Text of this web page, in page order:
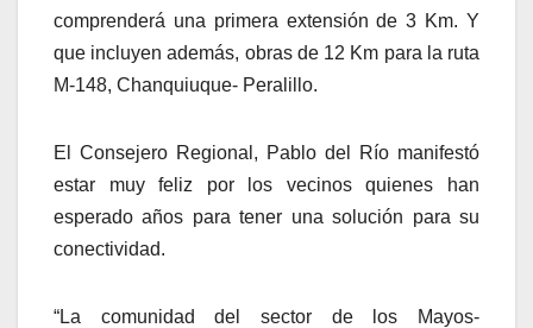
comprenderá una primera extensión de 3 Km. Y
que incluyen además, obras de 12 Km para la ruta
M-148, Chanquiuque- Peralillo.
El Consejero Regional, Pablo del Río manifestó
estar muy feliz por los vecinos quienes han
esperado años para tener una solución para su
conectividad.
“La comunidad del sector de los Mayos-